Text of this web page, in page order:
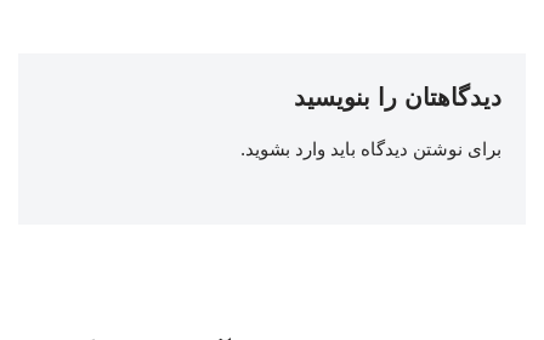
دیدگاهتان را بنویسید
برای نوشتن دیدگاه باید وارد بشوید.